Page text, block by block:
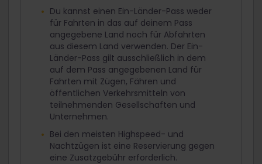
Du kannst einen Ein-Länder-Pass weder
für Fahrten in das auf deinem Pass
angegebene Land noch für Abfahrten
aus diesem Land verwenden. Der Ein-
Länder-Pass gilt ausschließlich in dem
auf dem Pass angegebenen Land für
Fahrten mit Zügen, Fähren und
öffentlichen Verkehrsmitteln von
teilnehmenden Gesellschaften und
Unternehmen.
Bei den meisten Highspeed- und
Nachtzügen ist eine Reservierung gegen
eine Zusatzgebühr erforderlich.